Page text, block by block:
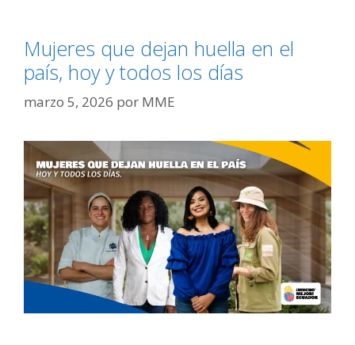
Mujeres que dejan huella en el
país, hoy y todos los días
marzo 5, 2026 por MME